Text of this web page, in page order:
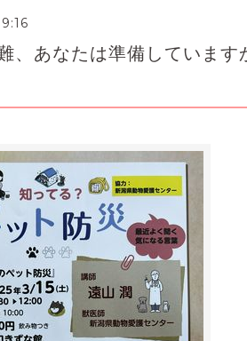
、あなたは準備しています